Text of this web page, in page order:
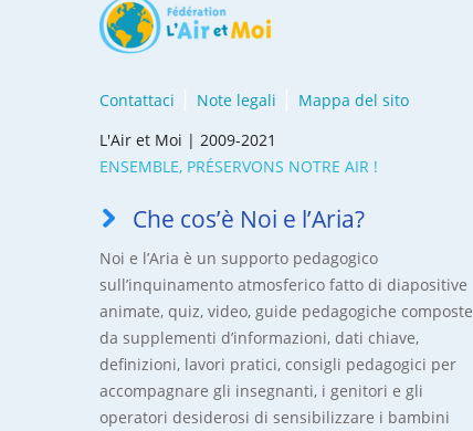
Contattaci Note legali
Mappa del sito
L'Air et Moi | 2009-2021
ENSEMBLE, PRÉSERVONS NOTRE AIR !
Che cos’è Noi e l’Aria?
Noi e l’Aria è un supporto pedagogico
sull’inquinamento atmosferico fatto di diapositive
animate, quiz, video, guide pedagogiche composte
da supplementi d’informazioni, dati chiave,
definizioni, lavori pratici, consigli pedagogici per
accompagnare gli insegnanti, i genitori e gli
operatori desiderosi di sensibilizzare i bambini